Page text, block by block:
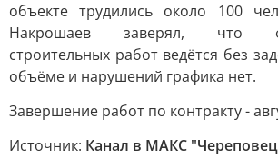
объекте трудились около 100
Накрошаев заверял, что
строительных работ ведётся без
объёме и нарушений графика нет.
Завершение работ по контракту -
Источник: Канал в МАКС